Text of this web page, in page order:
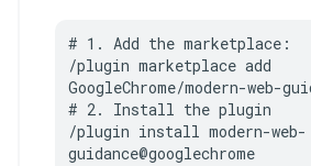
# 1. Add the marketplace:
/plugin marketplace add
GoogleChrome/modern-web-
# 2. Install the plugin
/plugin install modern-web-
guidance@googlechrome